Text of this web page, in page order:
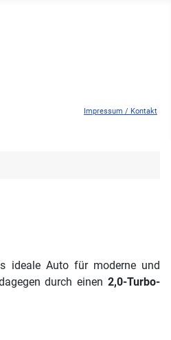
Impressum / Kontakt
ideale Auto für moderne und
durch einen 2,0-Turbo-